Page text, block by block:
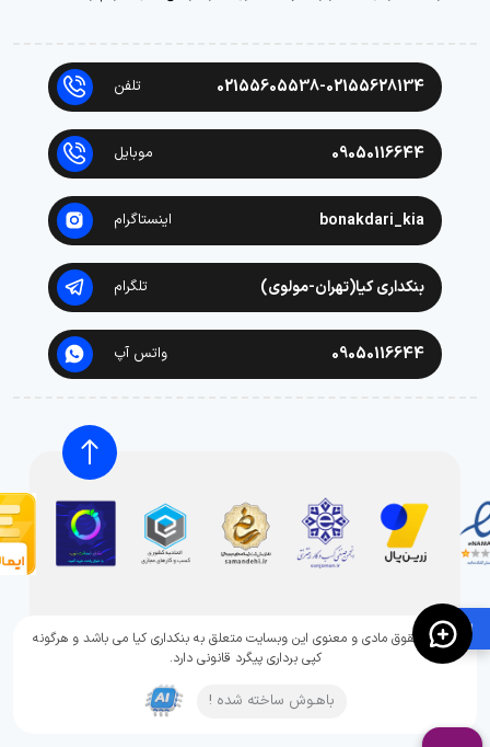
🛍️
02155605538-02155628134 تلفن
09050116644 موبایل
bonakdari_kia اینستاگرام
بنکداری کیا(تهران-مولوی) تلگرام
09050116644 واتس آپ
تمامی حقوق مادی و معنوی این وبسایت متعلق به بنکداری کیا می باشد و هرگونه
کپی برداری پیگرد قانونی دارد.
باهـوش ساخته شده !